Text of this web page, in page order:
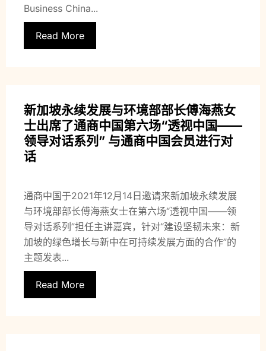
Business China...
Read More
新加坡永续发展与环境部部长傅海燕女
士出席了通商中国第六场“透视中国——
领导对话系列” 与通商中国会员进行对
话
通商中国于2021年12月14日邀请来新加坡永续发展
与环境部部长傅海燕女士在第六场“透视中国——领
导对话系列”担任主讲嘉宾，针对“建设坚韧未来：新
加坡的绿色增长与新中在可持续发展方面的合作”的
主题发表...
Read More